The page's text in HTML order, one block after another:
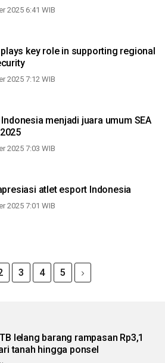
2025 6:41 WIB
key role in supporting regional
2025 7:12 WIB
menjadi juara umum SEA
2025 7:03 WIB
atlet esport Indonesia
2025 7:01 WIB
3 4 5
lelang barang rampasan Rp3,1
tanah hingga ponsel